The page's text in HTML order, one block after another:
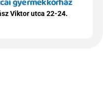
Viktor utca 22-24.